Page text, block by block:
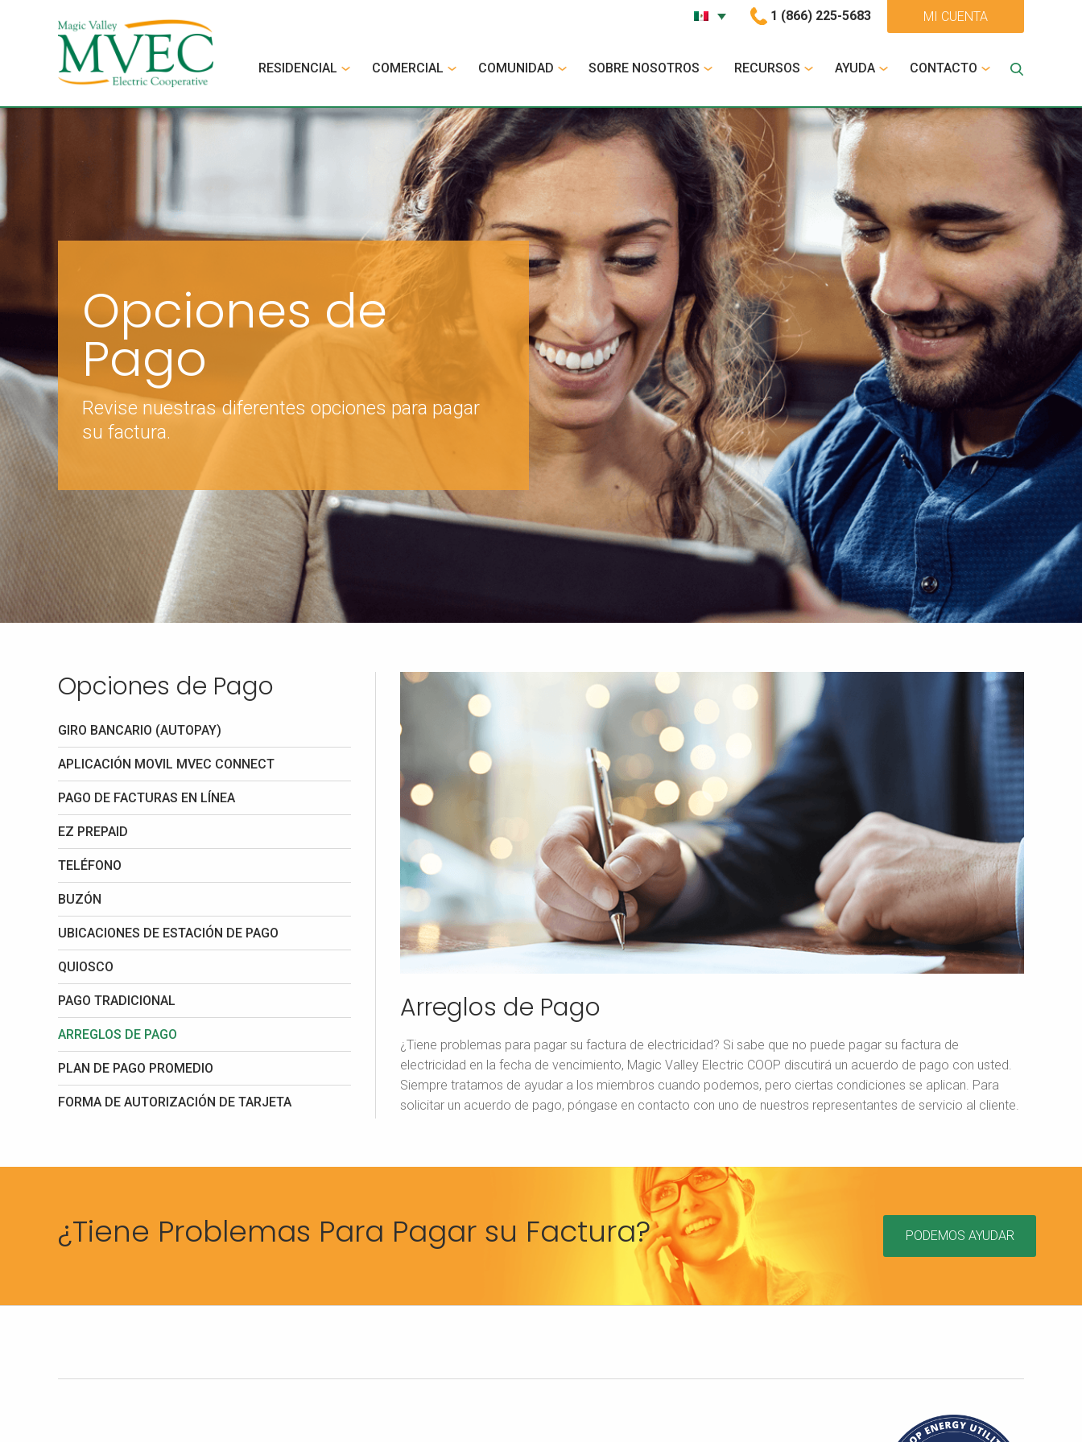
1 (866) 225-5683 MI CUENTA
RESIDENCIAL COMERCIAL COMUNIDAD SOBRE NOSOTROS RECURSOS AYUDA CONTACTO
Opciones de
Pago
Revise nuestras diferentes opciones para pagar
su factura.
Arreglos de Pago
¿Tiene problemas para pagar su factura de electricidad? Si sabe que no puede pagar su factura de
electricidad en la fecha de vencimiento, Magic Valley Electric COOP discutirá un acuerdo de pago con usted.
Siempre tratamos de ayudar a los miembros cuando podemos, pero ciertas condiciones se aplican. Para
solicitar un acuerdo de pago, póngase en contacto con uno de nuestros representantes de servicio al cliente.
Opciones de Pago
GIRO BANCARIO (AUTOPAY)
APLICACIÓN MOVIL MVEC CONNECT
PAGO DE FACTURAS EN LÍNEA
EZ PREPAID
TELÉFONO
BUZÓN
UBICACIONES DE ESTACIÓN DE PAGO
QUIOSCO
PAGO TRADICIONAL
ARREGLOS DE PAGO
PLAN DE PAGO PROMEDIO
FORMA DE AUTORIZACIÓN DE TARJETA
¿Tiene Problemas Para Pagar su Factura? PODEMOS AYUDAR